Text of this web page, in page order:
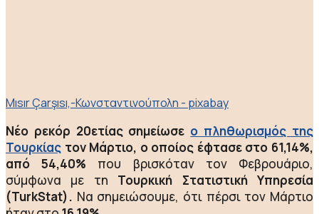
Mısır Çarşısı,-Κωνσταντινούπολη - pixabay
Νέο ρεκόρ 20ετίας σημείωσε ο πληθωρισμός της
Τουρκίας τον Μάρτιο, ο οποίος έφτασε στο 61,14%,
από 54,40% που βρισκόταν τον Φεβρουάριο,
σύμφωνα με τη Τουρκική Στατιστική Υπηρεσία
(TurkStat). Να σημειώσουμε, ότι πέρσι τον Μάρτιο